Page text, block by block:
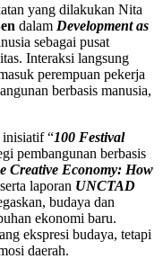
yang dilakukan Nita
dalam Development as
sebagai pusat
Interaksi langsung
perempuan pekerja
berbasis manusia,
inisiatif “100 Festival
pembangunan berbasis
Creative Economy: How
laporan UNCTAD
budaya dan
ekonomi baru.
ekspresi budaya, tetapi
daerah.